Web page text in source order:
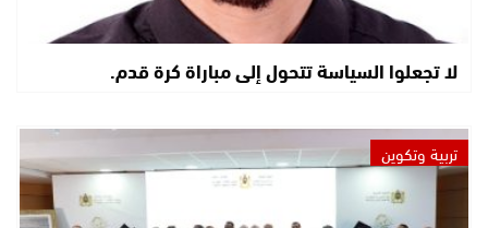
لا تجعلوا السياسة تتحول إلى مباراة كرة قدم.
تربية وتكوين